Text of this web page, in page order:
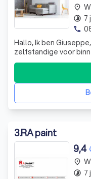
Hallo, Ik ben
zelfstandige voor
of mathys kwaliteit).
kleine
voor deze werken
place
timelapse 7
phone
3.RA paint
9,4
place
timelapse 7